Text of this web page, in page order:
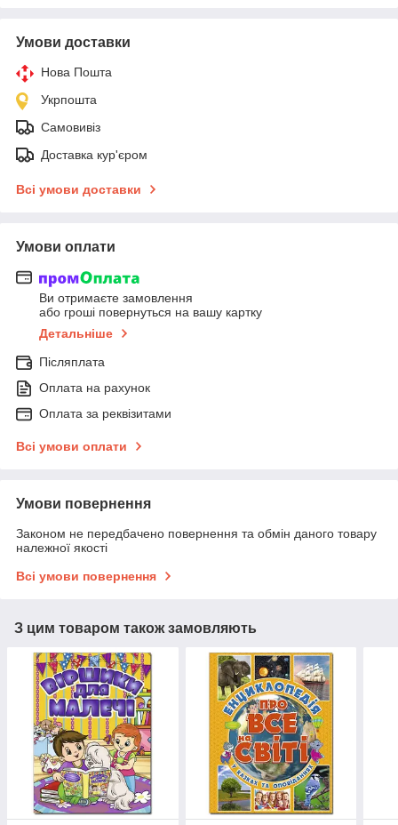
Умови доставки
Нова Пошта
Укрпошта
Самовивіз
Доставка кур'єром
Всі умови доставки
Умови оплати
Ви отримаєте замовлення
або гроші повернуться на вашу картку
Детальніше
Післяплата
Оплата на рахунок
Оплата за реквізитами
Всі умови оплати
Умови повернення
Законом не передбачено повернення та обмін даного товару
належної якості
Всі умови повернення
З цим товаром також замовляють